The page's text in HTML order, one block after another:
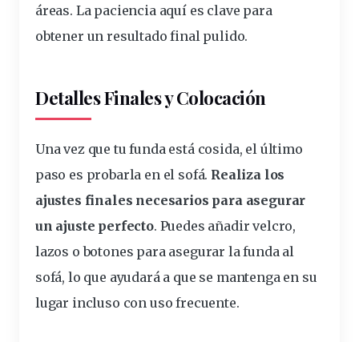
áreas. La paciencia aquí es clave para
obtener un resultado final pulido.
Detalles Finales y Colocación
Una vez que tu funda está cosida, el último
paso es probarla en el sofá. Realiza los
ajustes finales necesarios para asegurar
un ajuste perfecto. Puedes añadir velcro,
lazos o botones para asegurar la funda al
sofá, lo que ayudará a que se mantenga en su
lugar incluso con uso frecuente.